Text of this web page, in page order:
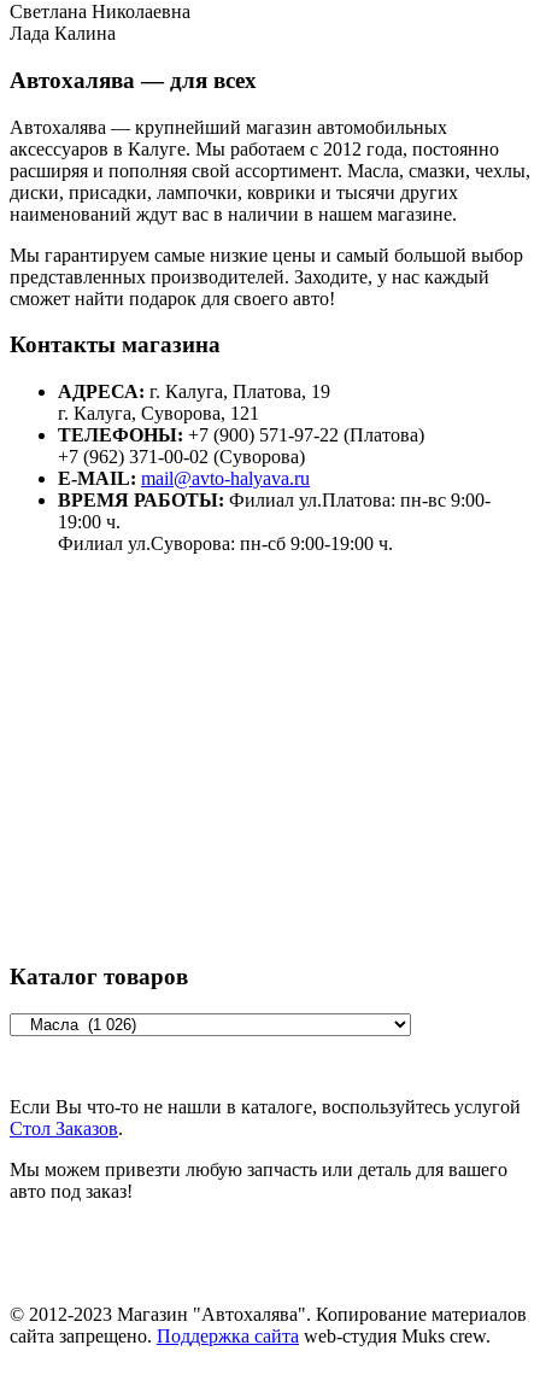
Светлана Николаевна
Лада Калина
Автохалява — для всех
Автохалява — крупнейший магазин автомобильных
аксессуаров в Калуге. Мы работаем с 2012 года, постоянно
расширяя и пополняя свой ассортимент. Масла, смазки, чехлы,
диски, присадки, лампочки, коврики и тысячи других
наименований ждут вас в наличии в нашем магазине.
Мы гарантируем самые низкие цены и самый большой выбор
представленных производителей. Заходите, у нас каждый
сможет найти подарок для своего авто!
Контакты магазина
АДРЕСА: г. Калуга, Платова, 19
г. Калуга, Суворова, 121
ТЕЛЕФОНЫ: +7 (900) 571-97-22 (Платова)
+7 (962) 371-00-02 (Суворова)
E-MAIL: mail@avto-halyava.ru
ВРЕМЯ РАБОТЫ: Филиал ул.Платова: пн-вс 9:00-
19:00 ч.
Филиал ул.Суворова: пн-сб 9:00-19:00 ч.
Каталог товаров
Если Вы что-то не нашли в каталоге, воспользуйтесь услугой
Стол Заказов.
Мы можем привезти любую запчасть или деталь для вашего
авто под заказ!
© 2012-2023 Магазин "Автохалява". Копирование материалов
сайта запрещено. Поддержка сайта web-студия Muks crew.